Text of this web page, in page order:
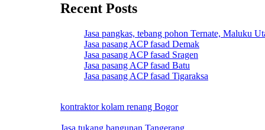
Recent Posts
Jasa pangkas, tebang pohon Ternate, Maluku
Jasa pasang ACP fasad Demak
Jasa pasang ACP fasad Sragen
Jasa pasang ACP fasad Batu
Jasa pasang ACP fasad Tigaraksa
kontraktor kolam renang Bogor